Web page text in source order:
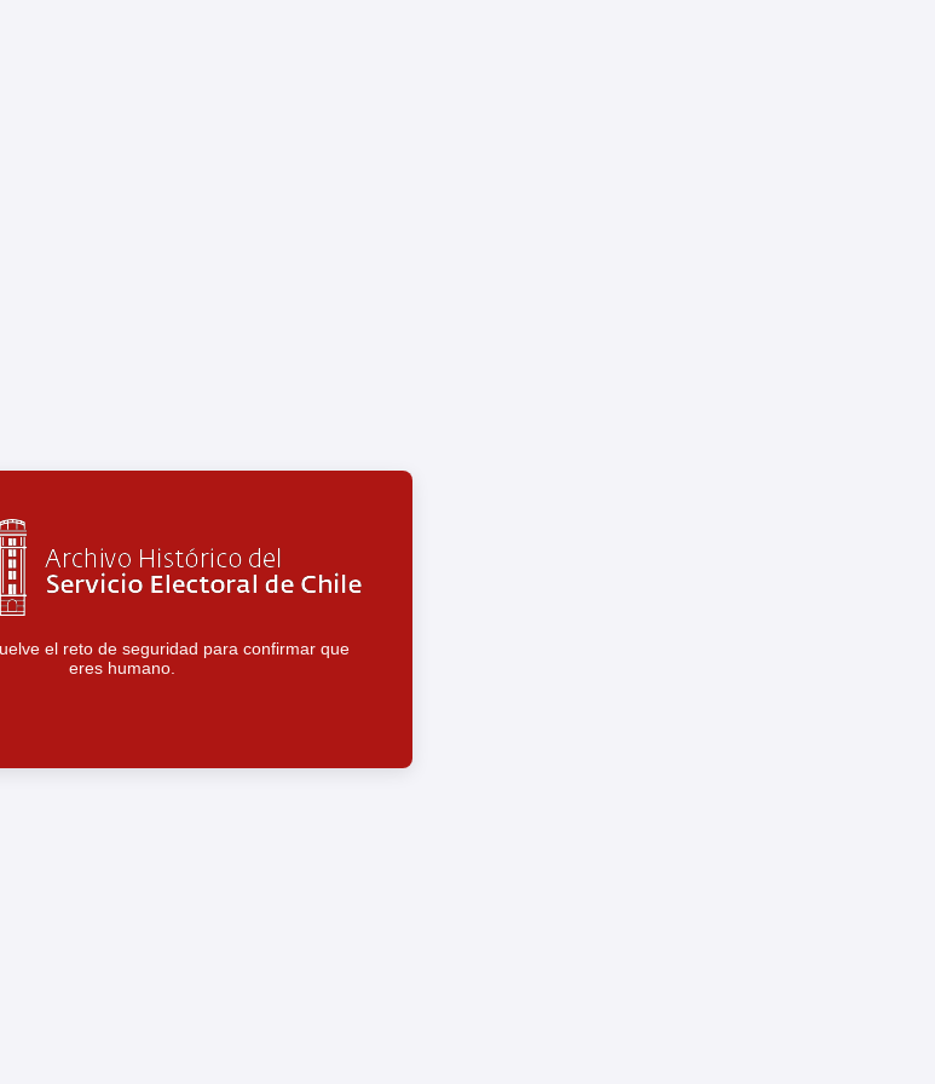
el reto de seguridad para confirmar que
eres humano.